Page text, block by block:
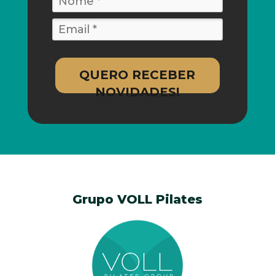
QUERO RECEBER
NOVIDADES!
Grupo VOLL Pilates